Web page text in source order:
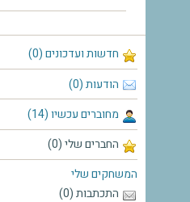
חדשות ועדכונים (0)
הודעות (0)
מחוברים עכשיו (14)
החברים שלי (0)
המשחקים שלי
התכתבות (0)